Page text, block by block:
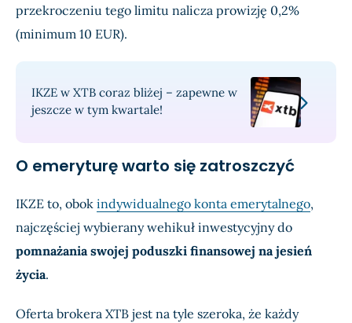
przekroczeniu tego limitu nalicza prowizję 0,2%
(minimum 10 EUR).
IKZE w XTB coraz bliżej – zapewne w
jeszcze w tym kwartale!
O emeryturę warto się zatroszczyć
IKZE to, obok indywidualnego konta emerytalnego,
najczęściej wybierany wehikuł inwestycyjny do
pomnażania swojej poduszki finansowej na jesień
życia.
Oferta brokera XTB jest na tyle szeroka, że każdy